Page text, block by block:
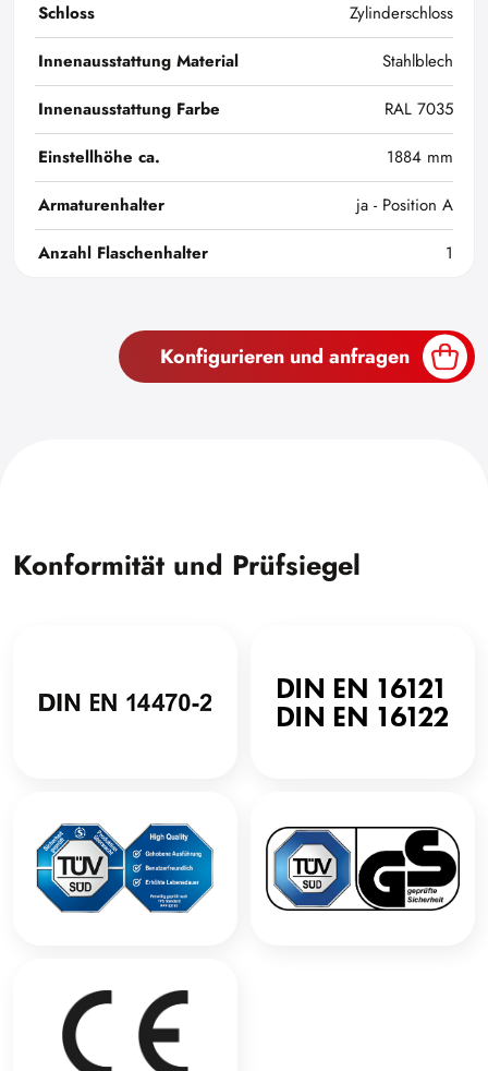
Schloss
Zylinderschloss
Innenausstattung Material
Stahlblech
Innenausstattung Farbe
RAL 7035
Einstellhöhe ca.
1884 mm
Armaturenhalter
ja - Position A
Anzahl Flaschenhalter
1
Konfigurieren und anfragen
Konformität und Prüfsiegel